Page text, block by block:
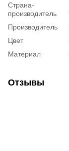
Страна-
производитель
Производитель
Цвет
Материал
Отзывы